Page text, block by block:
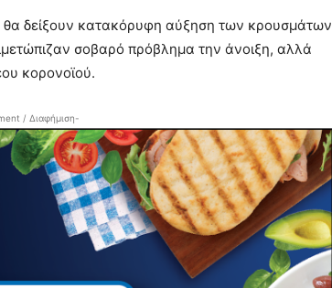
θα δείξουν κατακόρυφη αύξηση των κρουσμάτων
σοβαρό πρόβλημα την άνοιξη, αλλά
κορονοϊού.
/ Διαφήμιση-